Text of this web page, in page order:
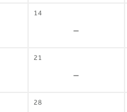
14
-
21
-
28